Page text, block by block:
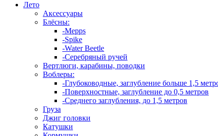
Лето
Аксессуары
Блёсны:
-Mepps
-Spike
-Water Beetle
-Серебряный ручей
Вертлюги, карабины, поводки
Воблеры:
-Глубоководные, заглубление больше 1,5
-Поверхностные, заглубление до 0,5 метров
-Среднего заглубления, до 1,5 метров
Груза
Джиг головки
Катушки